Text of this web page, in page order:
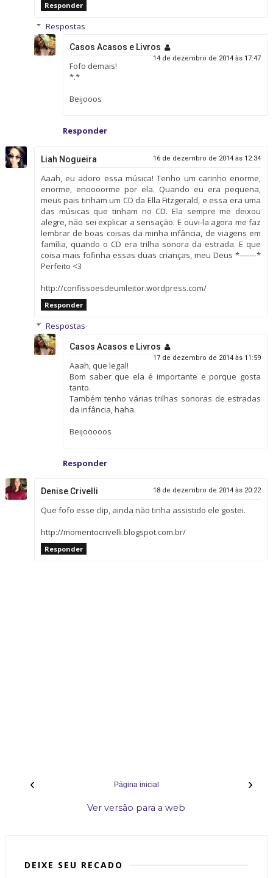
Responder
Respostas
Casos Acasos e Livros
14 de dezembro de 2014 às 17:47
Fofo demais!
*.*
Beijooos
Responder
Liah Nogueira 16 de dezembro de 2014 às 12:34
Aaah, eu adoro essa música! Tenho um carinho enorme,
enorme, enoooorme por ela. Quando eu era pequena,
meus pais tinham um CD da Ella Fitzgerald, e essa era uma
das músicas que tinham no CD. Ela sempre me deixou
alegre, não sei explicar a sensação. E ouvi-la agora me faz
lembrar de boas coisas da minha infância, de viagens em
família, quando o CD era trilha sonora da estrada. E que
coisa mais fofinha essas duas crianças, meu Deus *-------*
Perfeito <3
http://confissoesdeumleitor.wordpress.com/
Responder
Respostas
Casos Acasos e Livros
17 de dezembro de 2014 às 11:59
Aaah, que legal!
Bom saber que ela é importante e porque gosta
tanto.
Também tenho várias trilhas sonoras de estradas
da infância, haha.
Beijooooos
Responder
Denise Crivelli 18 de dezembro de 2014 às 20:22
Que fofo esse clip, ainda não tinha assistido ele gostei.
http://momentocrivelli.blogspot.com.br/
Responder
‹ ›
Página inicial
Ver versão para a web
DEIXE SEU RECADO